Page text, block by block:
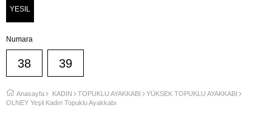
YESIL
Numara
38 39
Anasayfa KADIN TOPUKLU AYAKKABI
YÜKSEK TOPUKLU AYAKKABI
OLNEY Yeşil Kadın Topuklu Ayakkabı